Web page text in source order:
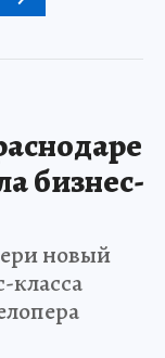
бизнес-
новый
класса